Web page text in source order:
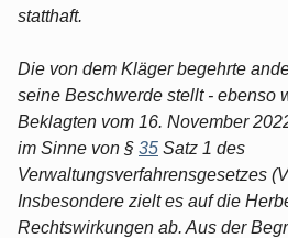
statthaft.
Die von dem Kläger begehrte
seine Beschwerde stellt - ebenso
Beklagten vom 16. November
im Sinne von § 35 Satz 1 des
Verwaltungsverfahrensgesetzes
Insbesondere zielt es auf die
Rechtswirkungen ab. Aus der